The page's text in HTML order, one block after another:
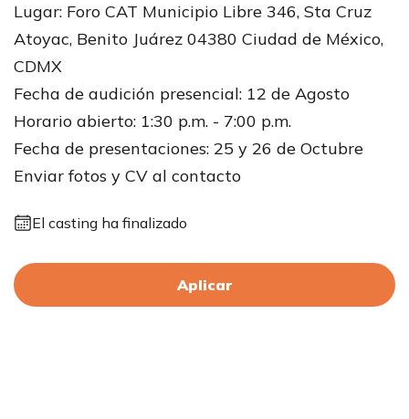
Lugar: Foro CAT Municipio Libre 346, Sta Cruz
Atoyac, Benito Juárez 04380 Ciudad de México,
CDMX
Fecha de audición presencial: 12 de Agosto
Horario abierto: 1:30 p.m. - 7:00 p.m.
Fecha de presentaciones: 25 y 26 de Octubre
Enviar fotos y CV al contacto
El casting ha finalizado
Aplicar